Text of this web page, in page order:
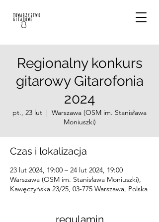
Regionalny konkurs
gitarowy Gitarofonia
2024
pt., 23 lut
  |
Warszawa (OSM im. Stanisława
Moniuszki)
Czas i lokalizacja
23 lut 2024, 19:00 – 24 lut 2024, 19:00
Warszawa (OSM im. Stanisława Moniuszki),
Kawęczyńska 23/25, 03-775 Warszawa, Polska
regulamin